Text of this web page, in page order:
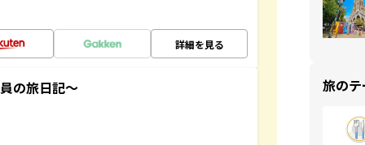
詳細を見る
の旅日記～ 旅の